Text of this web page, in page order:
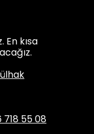
En kısa
55 08